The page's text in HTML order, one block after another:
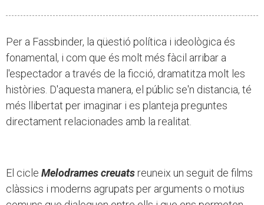
Per a Fassbinder, la qüestió política i ideològica és
fonamental, i com que és molt més fàcil arribar a
l'espectador a través de la ficció, dramatitza molt les
històries. D'aquesta manera, el públic se'n distancia, té
més llibertat per imaginar i es planteja preguntes
directament relacionades amb la realitat.
El cicle Melodrames creuats reuneix un seguit de films
clàssics i moderns agrupats per arguments o motius